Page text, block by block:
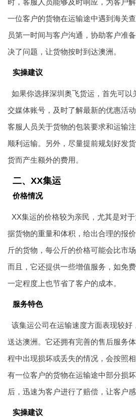
时，客服人员能够及时响应，为客户
一位客户的货物在运输途中遇到海关
员第一时间与客户沟通，协助客户准
决了问题，让货物按时到达澳洲。
实操建议
如果你选择深圳奥飞货运，首先可以
交媒体账号，及时了解最新的优惠活
客服人员关于货物的包装要求和运输
顺利运输。另外，尽量提前规划好发
货而产生额外的费用。
二、XX集运
价格情况
XX集运的价格较为亲民，尤其是对
据货物的重量和体积，给出合理的报
斤的货物，每公斤的价格可能会比市
而且，它还提供一些增值服务，如免
一定程度上也节省了客户的成本。
服务特色
该集运公司在运输速度方面表现较好
送达澳洲。它还拥有完善的售后服务
程中出现损坏或丢失的情况，会按照
有一位客户的货物在运输途中部分损
后，迅速为客户进行了赔偿，让客户
实操建议